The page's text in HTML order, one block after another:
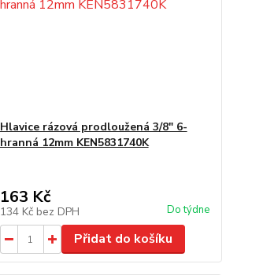
Hlavice rázová prodloužená 3/8" 6-
hranná 12mm KEN5831740K
163 Kč
134 Kč bez DPH Do týdne
Přidat do košíku